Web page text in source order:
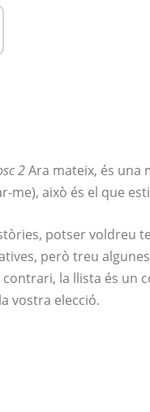
2Ara mateix, és una
me), això és el que
potser voldreu
però treu
la llista és un
vostra elecció.